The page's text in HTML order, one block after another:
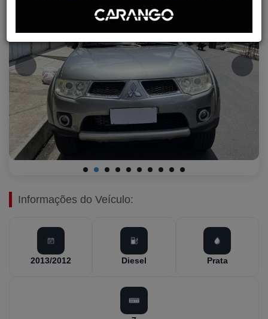
Informações do Veículo:
2013/2012 Diesel Prata